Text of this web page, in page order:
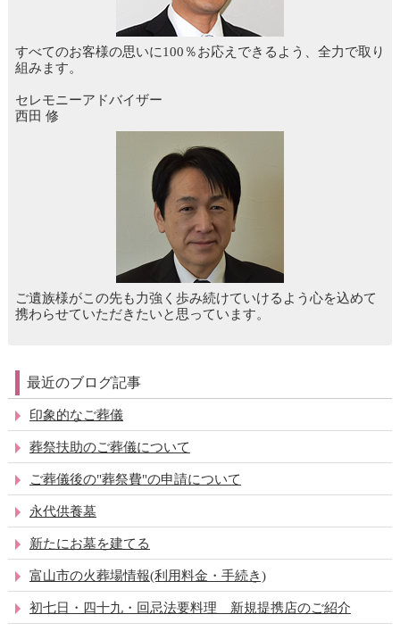
すべてのお客様の思いに100％お応えできるよう、全力で取り
組みます。
セレモニーアドバイザー
西田 修
ご遺族様がこの先も力強く歩み続けていけるよう心を込めて
携わらせていただきたいと思っています。
最近のブログ記事
印象的なご葬儀
葬祭扶助のご葬儀について
ご葬儀後の"葬祭費"の申請について
永代供養墓
新たにお墓を建てる
富山市の火葬場情報(利用料金・手続き)
初七日・四十九・回忌法要料理 新規提携店のご紹介